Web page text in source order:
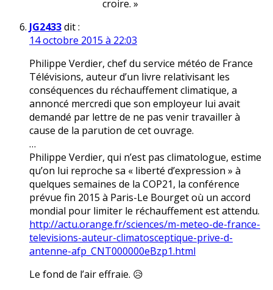
croire. »
JG2433dit :
14 octobre 2015 à 22:03
Philippe Verdier, chef du service météo de France
Télévisions, auteur d’un livre relativisant les
conséquences du réchauffement climatique, a
annoncé mercredi que son employeur lui avait
demandé par lettre de ne pas venir travailler à
cause de la parution de cet ouvrage.
…
Philippe Verdier, qui n’est pas climatologue, estime
qu’on lui reproche sa « liberté d’expression » à
quelques semaines de la COP21, la conférence
prévue fin 2015 à Paris-Le Bourget où un accord
mondial pour limiter le réchauffement est attendu.
http://actu.orange.fr/sciences/m-meteo-de-france-
televisions-auteur-climatosceptique-prive-d-
antenne-afp_CNT000000eBzp1.html
Le fond de l’air effraie. 😥